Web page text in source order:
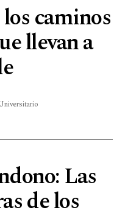
caminos
llevan a
Las
de los